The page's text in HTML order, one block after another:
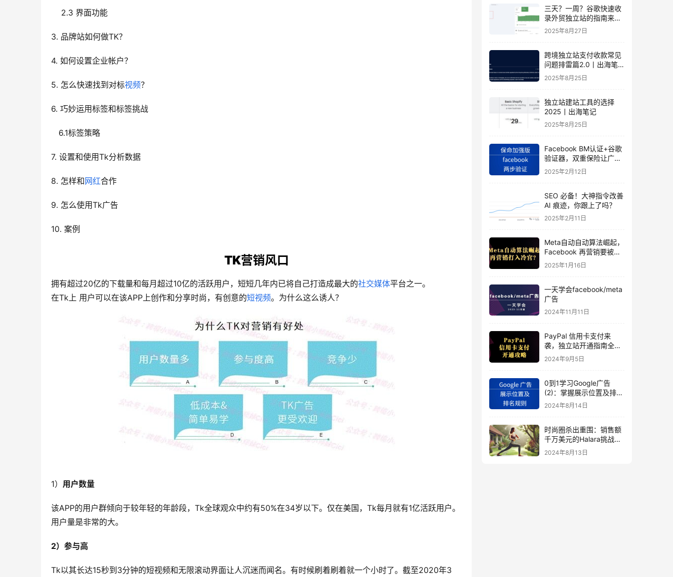
2.3 界面功能
3. 品牌站如何做TK？
4. 如何设置企业帐户？
5. 怎么快速找到对标视频？
6. 巧妙运用标签和标签挑战
6.1标签策略
7. 设置和使用Tk分析数据
8. 怎样和网红合作
9. 怎么使用Tk广告
10. 案例
TK营销风口
拥有超过20亿的下载量和每月超过10亿的活跃用户，短短几年内已将自己打造成最大的社交媒体平台之一。
在Tk上 用户可以在该APP上创作和分享时尚，有创意的短视频。为什么这么诱人？
1） 用户数量
该APP的用户群倾向于较年轻的年龄段，Tk全球观众中约有50%在34岁以下。仅在美国，Tk每月就有1亿活跃用户。
用户量是非常的大。
2）参与高
Tk以其长达15秒到3分钟的短视频和无限滚动界面让人沉迷而闻名。有时候刷着刷着就一个小时了。截至2020年3
三天？一周？谷歌快速收
录外贸独立站的指南来
了！丨出海笔记
2025年8月27日
跨境独立站支付收款常见
问题排雷篇2.0丨出海笔
记
2025年8月25日
独立站建站工具的选择
2025丨出海笔记
2025年8月25日
Facebook BM认证+谷歌
验证器，双重保险让广告
投手账号稳如泰山
2025年2月12日
SEO 必备！大神指令改善
AI 痕迹，你跟上了吗？
2025年2月11日
Meta自动自动算法崛起，
Facebook 再营销要被打
入冷宫？
2025年1月16日
一天学会facebook/meta
广告
2024年11月11日
PayPal 信用卡支付来
袭，独立站开通指南全揭
秘
2024年9月5日
0到1学习Google广告
(2)：掌握展示位置及排名
规则
2024年8月14日
时尚圈杀出重围：销售额
千万美元的Halara挑战
SHEIN成新时尚巨头
（上）
2024年8月13日